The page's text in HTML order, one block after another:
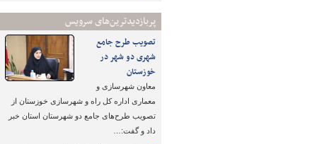
پربازدیدترین‌های سرویس
تصویب طرح‌ جامع
شهری دو شهر در
خوزستان
معاون شهرسازی و
معماری اداره کل راه و شهرسازی خوزستان از
تصویب طرح‌های جامع دو شهرستان استان خبر
داد و گفت:…